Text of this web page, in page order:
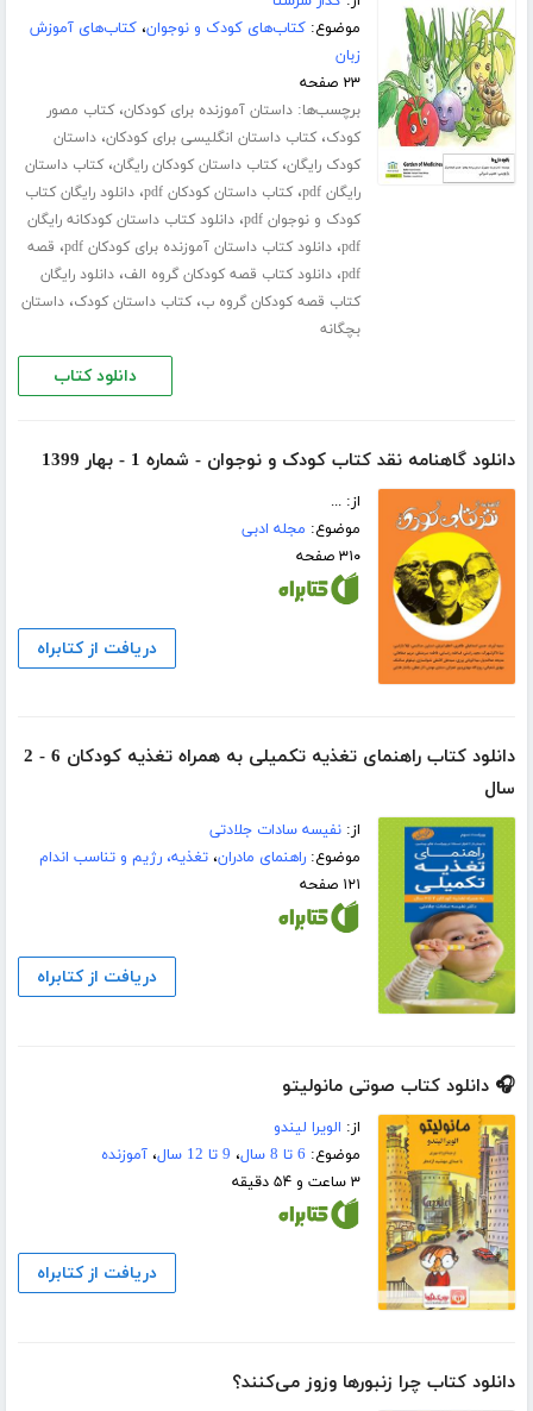
موضوع:کتاب‌های کودک و نوجوان،کتاب‌های آموزش
زبان
۲۳ صفحه
برچسب‌ها:داستان آموزنده برای کودکان،کتاب مصور
کودک،کتاب داستان انگلیسی برای کودکان،داستان
کودک رایگان،کتاب داستان کودکان رایگان،کتاب داستان
رایگان pdf
،کتاب داستان کودکان pdf ،دانلود رایگان کتاب
کودک و نوجوان pdf
،دانلود کتاب داستان کودکانه رایگان
pdf،دانلود کتاب داستان آموزنده برای کودکان pdf ، قصه
pdf،دانلود کتاب قصه کودکان گروه الف،دانلود رایگان
کتاب قصه کودکان گروه ب،کتاب داستان کودک،داستان
بچگانه
دانلود کتاب
دانلود گاهنامه نقد کتاب کودک و نوجوان - شماره 1 - بهار 1399
از: ...
موضوع: مجله ادبی
۳۱۰ صفحه
دریافت از کتابراه
دانلود کتاب راهنمای تغذیه تکمیلی به همراه تغذیه کودکان 6 - 2
سال
از:نفیسه سادات جلادتی
موضوع:راهنمای مادران،تغذیه، رژیم و تناسب اندام
۱۲۱ صفحه
دریافت از کتابراه
🎧 دانلود کتاب صوتی مانولیتو
از: الویرا لیندو
موضوع: 6 تا 8 سال ، 9 تا 12 سال ،آموزنده
۳ ساعت و ۵۴ دقیقه
دریافت از کتابراه
دانلود کتاب چرا زنبورها وزوز می‌کنند؟